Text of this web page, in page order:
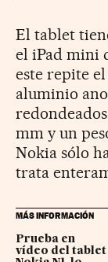
El tablet
el iPad mini
este repite
aluminio
mm y un
Nokia sólo
trata
MÁS INFORMACIÓN
Prueba en
vídeo del tablet